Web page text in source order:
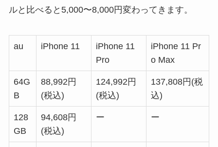
ルと比べると5,000〜8,000円変わってきます。
au iPhone 11
iPhone 11
Pro
iPhone 11 Pr
o Max
64G
B
88,992 円
(税込)
124,992 円
(税込)
137,808円(税
込)
128
GB
94,608円
(税込)
ー ー